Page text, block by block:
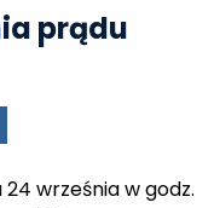
prądu
września w godz.